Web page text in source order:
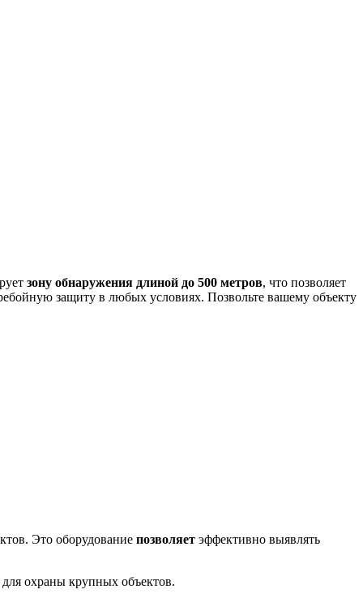
зону обнаружения длиной до 500 метров, что позволяет
защиту в любых условиях. Позвольте вашему объекту
Это оборудование позволяет эффективно выявлять
охраны крупных объектов.